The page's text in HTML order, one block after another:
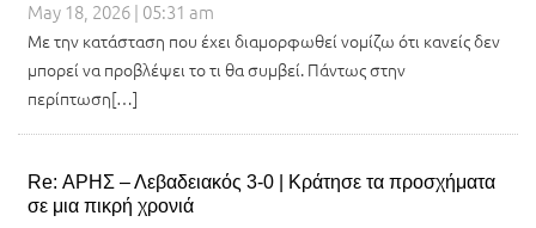
May 18, 2026 | 05:31 am
Με την κατάσταση που έχει διαμορφωθεί νομίζω ότι κανείς δεν
μπορεί να προβλέψει το τι θα συμβεί. Πάντως στην
περίπτωση[…]
Re: ΑΡΗΣ – Λεβαδειακός 3-0 | Κράτησε τα προσχήματα
σε μια πικρή χρονιά